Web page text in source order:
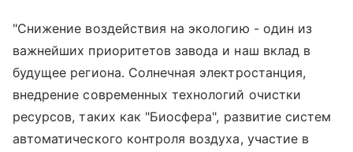
"Снижение воздействия на экологию - один из
важнейших приоритетов завода и наш вклад в
будущее региона. Солнечная электростанция,
внедрение современных технологий очистки
ресурсов, таких как "Биосфера", развитие систем
автоматического контроля воздуха, участие в